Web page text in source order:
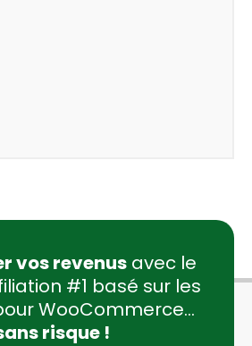
vos revenus avec le
#1 basé sur les
WooCommerce...
risque !